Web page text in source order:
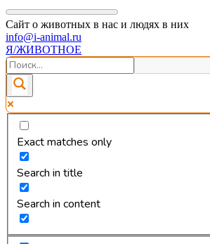
Сайт о животных в нас и людях в них
info@i-animal.ru
Я/ЖИВОТНОЕ
Exact matches only
Search in title
Search in content